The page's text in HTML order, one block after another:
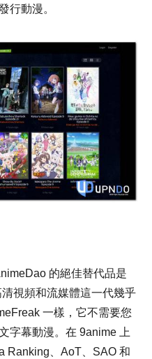
行動漫。
的絕佳替代品是
視頻和流媒體這一代幾乎
一樣，它不需要您
字幕動漫。在 9anime 上
Ranking、AoT、SAO 和